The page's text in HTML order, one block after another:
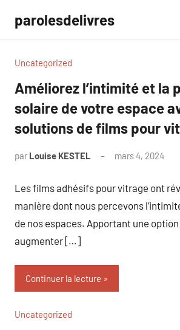
contenu
parolesdelivres
Uncategorized
Améliorez l’intimité et la
solaire de votre espace
solutions de films pour
par Louise KESTEL mars 4, 2024
Les films adhésifs pour vitrage ont
manière dont nous percevons
de nos espaces. Apportant une
augmenter […]
Continuer la lecture
Uncategorized